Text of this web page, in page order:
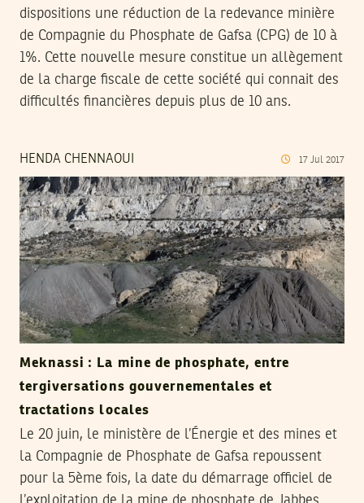
dispositions une réduction de la redevance minière
de Compagnie du Phosphate de Gafsa (CPG) de 10 à
1%. Cette nouvelle mesure constitue un allègement
de la charge fiscale de cette société qui connait des
difficultés financières depuis plus de 10 ans.
HENDA CHENNAOUI 17 Jul 2017
Meknassi : La mine de phosphate, entre
tergiversations gouvernementales et
tractations locales
Le 20 juin, le ministère de l’Énergie et des mines et
la Compagnie de Phosphate de Gafsa repoussent
pour la 5ème fois, la date du démarrage officiel de